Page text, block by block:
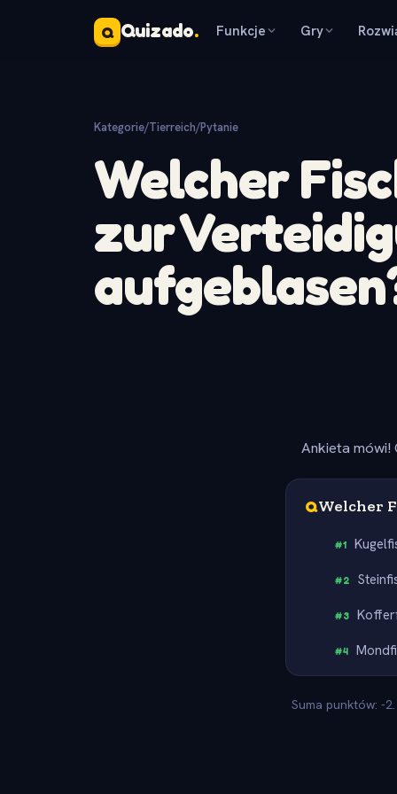
Q Quizado. Funkcje Gry
Kategorie/Tierreich/Pytanie
Welcher
zur
Ankieta mówi!
QWelcher
#1
#2
#3
#4
Suma punktów: -